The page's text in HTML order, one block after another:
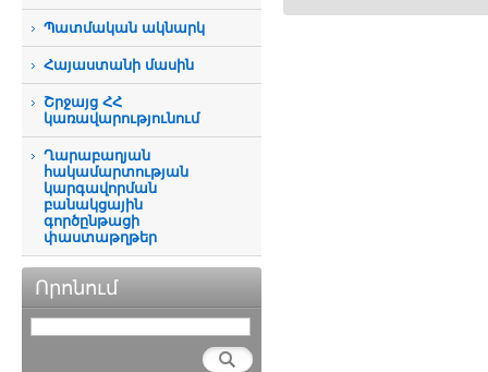
Պատմական ակնարկ
Հայաստանի մասին
Շրջայց ՀՀ
կառավարությունում
Ղարաբաղյան
հակամարտության
կարգավորման
բանակցային
գործընթացի
փաստաթղթեր
Որոնում